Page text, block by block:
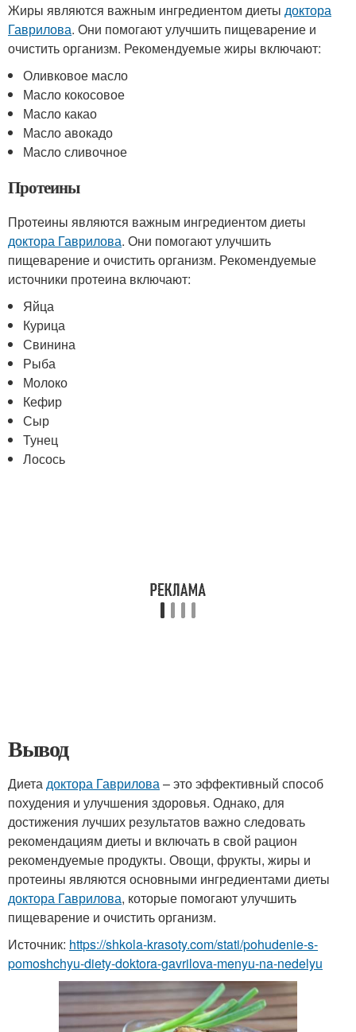
Жиры являются важным ингредиентом диеты доктора
Гаврилова. Они помогают улучшить пищеварение и
очистить организм. Рекомендуемые жиры включают:
Оливковое масло
Масло кокосовое
Масло какао
Масло авокадо
Масло сливочное
Протеины
Протеины являются важным ингредиентом диеты
доктора Гаврилова. Они помогают улучшить
пищеварение и очистить организм. Рекомендуемые
источники протеина включают:
Яйца
Курица
Свинина
Рыба
Молоко
Кефир
Сыр
Тунец
Лосось
Вывод
Диетадоктора Гаврилова– это эффективный способ
похудения и улучшения здоровья. Однако, для
достижения лучших результатов важно следовать
рекомендациям диеты и включать в свой рацион
рекомендуемые продукты. Овощи, фрукты, жиры и
протеины являются основными ингредиентами диеты
доктора Гаврилова, которые помогают улучшить
пищеварение и очистить организм.
Источник: https://shkola-krasoty.com/stati/pohudenie-s-
pomoshchyu-diety-doktora-gavrilova-menyu-na-nedelyu